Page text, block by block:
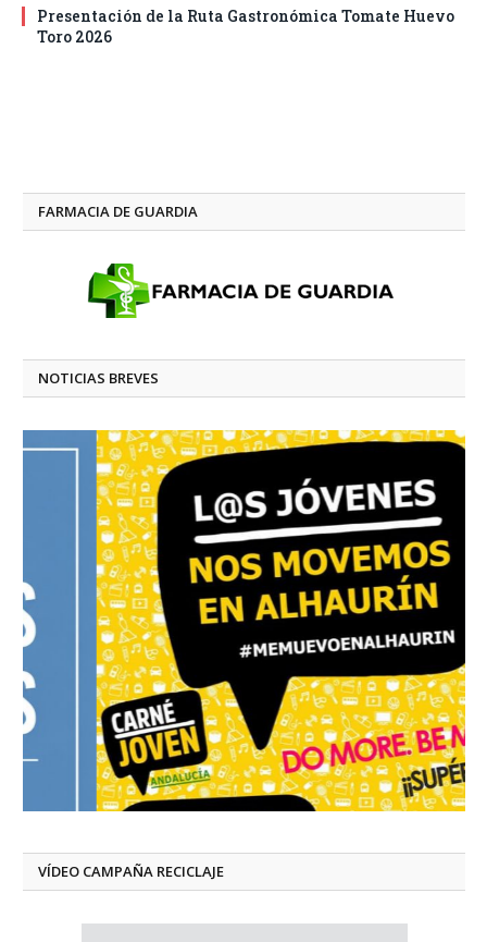
Presentación de la Ruta Gastronómica Tomate Huevo
Toro 2026
FARMACIA DE GUARDIA
NOTICIAS BREVES
VÍDEO CAMPAÑA RECICLAJE